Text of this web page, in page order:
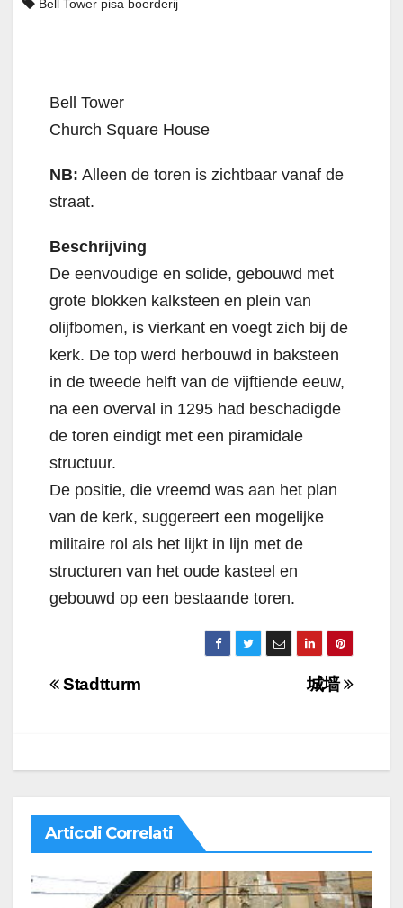
Bell Tower pisa boerderij
Bell Tower
Church Square House
NB: Alleen de toren is zichtbaar vanaf de
straat.
Beschrijving
De eenvoudige en solide, gebouwd met
grote blokken kalksteen en plein van
olijfbomen, is vierkant en voegt zich bij de
kerk. De top werd herbouwd in baksteen
in de tweede helft van de vijftiende eeuw,
na een overval in 1295 had beschadigde
de toren eindigt met een piramidale
structuur.
De positie, die vreemd was aan het plan
van de kerk, suggereert een mogelijke
militaire rol als het lijkt in lijn met de
structuren van het oude kasteel en
gebouwd op een bestaande toren.
Navigazione
城墙
Stadtturm
Articoli Correlati